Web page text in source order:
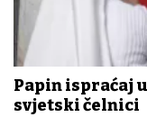
Papin ispraćaj
svjetski čelnici